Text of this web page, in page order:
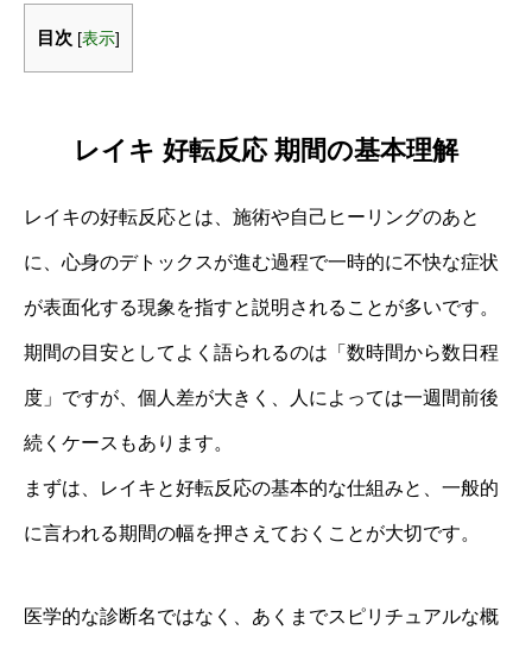
目次 [表示]
レイキ 好転反応 期間の基本理解
レイキの好転反応とは、施術や自己ヒーリングのあと
に、心身のデトックスが進む過程で一時的に不快な症状
が表面化する現象を指すと説明されることが多いです。
期間の目安としてよく語られるのは「数時間から数日程
度」ですが、個人差が大きく、人によっては一週間前後
続くケースもあります。
まずは、レイキと好転反応の基本的な仕組みと、一般的
に言われる期間の幅を押さえておくことが大切です。
医学的な診断名ではなく、あくまでスピリチュアルな概